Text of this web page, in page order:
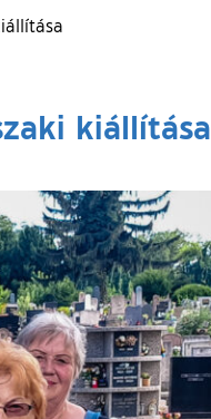
kiállítása